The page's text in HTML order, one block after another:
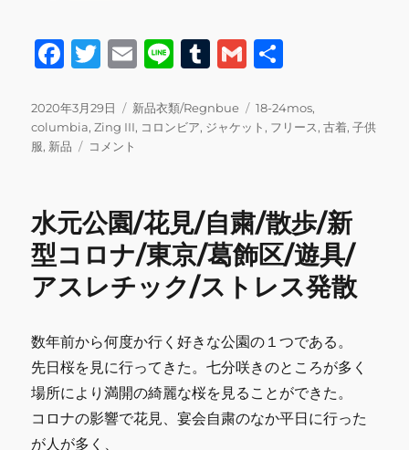
F
c
e
o
k
T
it
te
E
ai
l
Li
e
T
m
bl
G
ai
l
投
稿
日:
2020年3月29日
カ
テ
ゴ
新品衣類/Regnbue
タ
グ
18-24mos,
columbia,Zing III, コロンビア, ジャケット , フリース,古着,子供
服, 新品
columbia
リ
ス
ジ
ャ
ッ
新
品
子
コメント
水元公園/花見/自粛/散歩/新
型コロナ/東京/葛飾区/遊具/
アスレチック/ストレス発散
数年前から何度か行く好きな公園の１つである。
先日桜を見に行ってきた。七分咲きのところが多く
場所により満開の綺麗な桜を見ることができた。
コロナの影響で花見、宴会自粛のなか平日に行った
が人が多く、